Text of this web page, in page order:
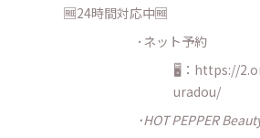
🆓24時間対応中🆓
･ネット予約
🖥：https://
uradou/
･HOT PEPPER